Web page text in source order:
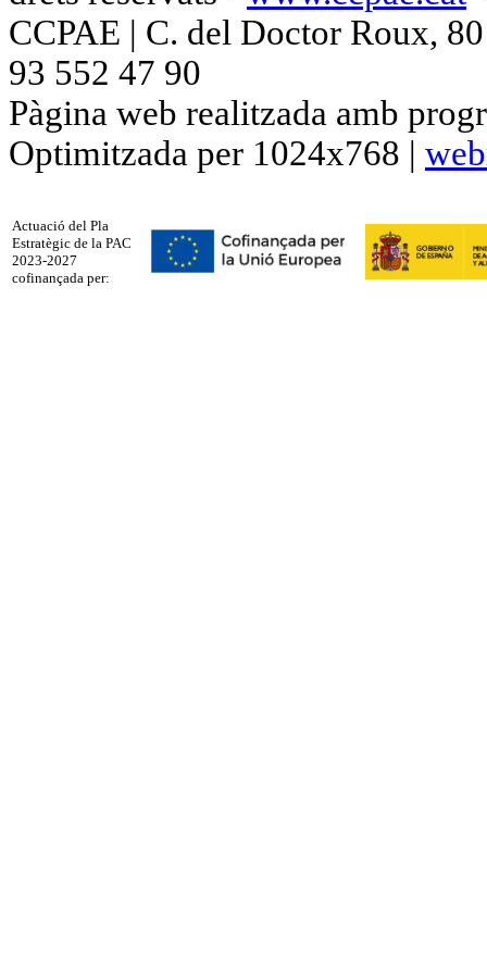
CCPAE | C. del Doctor Roux,
93 552 47 90
Pàgina web realitzada amb
Optimitzada per 1024x768 |
Actuació del Pla
Estratègic de la PAC
2023-2027
cofinançada per: